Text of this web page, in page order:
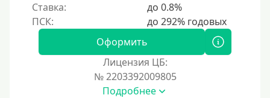
Ставка:
до 0.8%
Оформить
Лицензия ЦБ:
№ 2203392009805
Подробнее